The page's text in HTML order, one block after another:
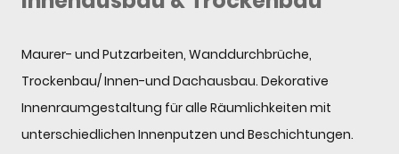
Maurer- und Putzarbeiten, Wanddurchbrüche,
Trockenbau/ Innen-und Dachausbau. Dekorative
Innenraumgestaltung für alle Räumlichkeiten mit
unterschiedlichen Innenputzen und Beschichtungen.